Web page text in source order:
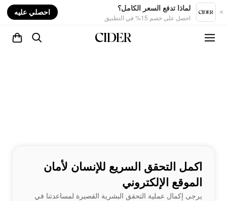
لماذا تدفع السعر الكامل؟
احصل على خصم 15% في التطبيق
احصلي عليه
اكمل التحقق السريع للإنسان لأمان
الموقع الإلكتروني
يرجى إكمال عملية التحقق البشرية القصيرة لمساعدتنا في